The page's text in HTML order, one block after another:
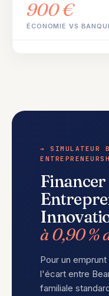
900 €
ÉCONOMIE VS
→ SIMULATEUR
à 0,90 %
Pour un emprunt
l'écart entre
familiale